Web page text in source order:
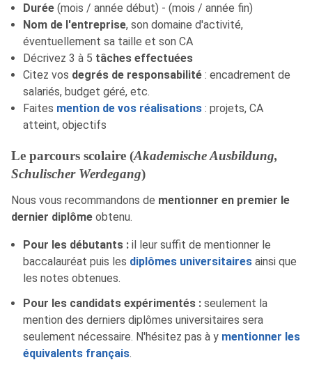
Durée (mois / année début) - (mois / année fin)
Nom de l'entreprise, son domaine d'activité,
éventuellement sa taille et son CA
Décrivez 3 à 5 tâches effectuées
Citez vos degrés de responsabilité : encadrement de
salariés, budget géré, etc.
Faites mention de vos réalisations : projets, CA
atteint, objectifs
Le parcours scolaire (Akademische Ausbildung,
Schulischer Werdegang)
Nous vous recommandons de mentionner en premier le
dernier diplôme obtenu.
Pour les débutants : il leur suffit de mentionner le
baccalauréat puis les diplômes universitaires ainsi que
les notes obtenues.
Pour les candidats expérimentés : seulement la
mention des derniers diplômes universitaires sera
seulement nécessaire. N'hésitez pas à y mentionner les
équivalents français.